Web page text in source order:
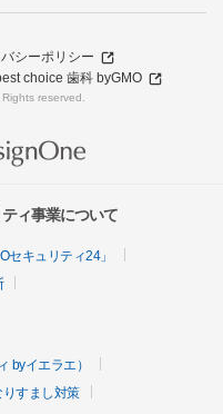
シーポリシー
choice 歯科 byGMO
reserved.
ィ事業について
キュリティ24」
byイエラエ）
りすまし対策